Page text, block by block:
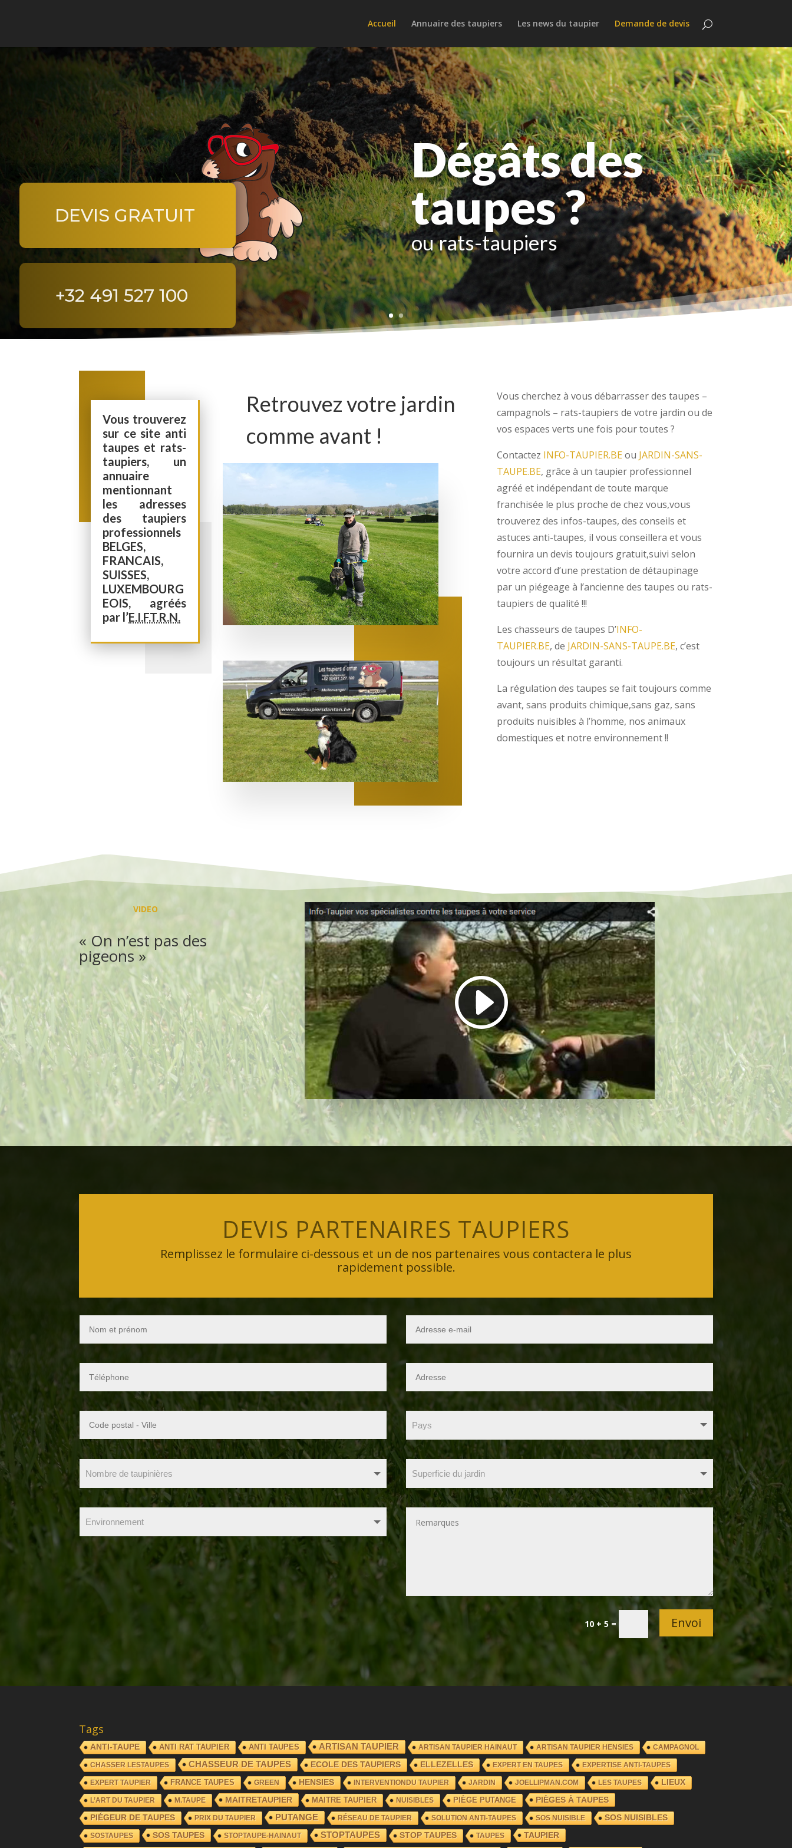
Accueil Annuaire des taupiers Les news du taupier Demande de devis
Retrouvez votre
jardin comme avant !
DEVIS GRATUIT
+32 491 527 100
sur ce site anti
taupes et rats-
taupiers, un
annuaire
mentionnant
les adresses
des taupiers
professionnels
BELGES,
FRANCAIS,
SUISSES,
LUXEMBOURG
EOIS, agréés
par l’E.I.F.T.R.N.
Retrouvez votre jardin
comme avant !
campagnols – rats-taupiers de votre jardin ou de
vos espaces verts une fois pour toutes ?
TAUPE.BE , grâce à un taupier professionnel
agréé et indépendant de toute marque
franchisée le plus proche de chez vous,vous
trouverez des infos-taupes, des conseils et
astuces anti-taupes, il vous conseillera et vous
fournira un devis toujours gratuit,suivi selon
votre accord d’une prestation de détaupinage
par un piégeage à l’ancienne des taupes ou rats-
taupiers de qualité !!!
TAUPIER.BE, deJARDIN-SANS-TAUPE.BE
toujours un résultat garanti.
avant, sans produits chimique,sans gaz, sans
produits nuisibles à l’homme, nos animaux
domestiques et notre environnement !!
« On n’est pas des
pigeons »
DEVIS PARTENAIRES TAUPIERS
Remplissez le formulaire ci-dessous et un de nos partenaires vous contactera le plus
rapidement possible.
Envoi
ANTI-TAUPE
CHASSER LESTAUPES CHASSEUR DE TAUPES ECOLE DES TAUPIERS ELLEZELLES EXPERT EN TAUPES EXPERTISE ANTI-TAUPES
EXPERT TAUPIER FRANCE TAUPES GREEN HENSIES INTERVENTIONDU TAUPIER JARDIN JOELLIPMAN.COM LES TAUPES LIEUX
L’ART DU TAUPIER M.TAUPE MAITRETAUPIER MAITRE TAUPIER NUISIBLES PIÈGE PUTANGE PIÈGES À TAUPES
PIÉGEUR DE TAUPES PRIX DU TAUPIER PUTANGE RÉSEAU DE TAUPIER SOLUTION ANTI-TAUPES SOS NUISIBLE SOS NUISIBLES
SOSTAUPES SOS TAUPES STOPTAUPE-HAINAUT STOPTAUPES STOP TAUPES TAUPES TAUPIER
TAUPIER ACTIF SUR LA RÉGION DE LESSINES TAUPIER AGRÉÉ TAUPIER AGRÉÉ JOELLIPMAN.COM TAUPIERAIX